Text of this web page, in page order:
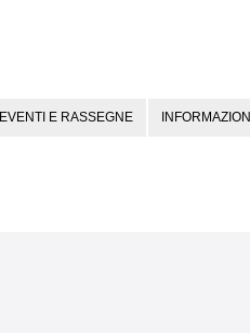
EVENTI E RASSEGNE INFORMAZIONI